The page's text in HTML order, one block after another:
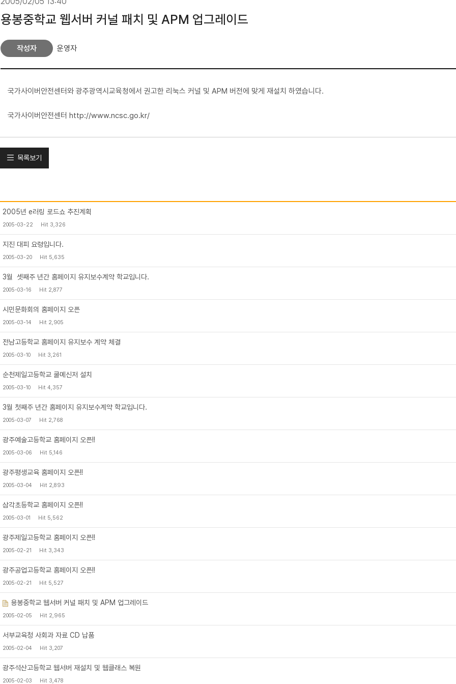
용봉중학교 웹서버 커널 패치 및 APM 업그레이드
작성자 운영자
국가사이버안전센터와 광주광역시교육청에서 권고한 리눅스 커널 및 APM 버전에 맞게 재설치 하였습니다.
국가사이버안전센터 http://www.ncsc.go.kr/
목록보기
2005년 e러링 로드쇼 추진계획
2005-03-22 Hit 3,326
지진 대피 요령입니다.
2005-03-20 Hit 5,635
3월 셋째주 년간 홈페이지 유지보수계약 학교입니다.
2005-03-16 Hit 2,877
시민문화회의 홈페이지 오픈
2005-03-14 Hit 2,905
전남고등학교 홈페이지 유지보수 계약 체결
2005-03-10 Hit 3,261
순천제일고등학교 쿨메신저 설치
2005-03-10 Hit 4,357
3월 첫째주 년간 홈페이지 유지보수계약 학교입니다.
2005-03-07 Hit 2,768
광주예술고등학교 홈페이지 오픈!!
2005-03-06 Hit 5,146
광주평생교육 홈페이지 오픈!!
2005-03-04 Hit 2,893
삼각초등학교 홈페이지 오픈!!
2005-03-01 Hit 5,562
광주제일고등학교 홈페이지 오픈!!
2005-02-21 Hit 3,343
광주공업고등학교 홈페이지 오픈!!
2005-02-21 Hit 5,527
용봉중학교 웹서버 커널 패치 및 APM 업그레이드
2005-02-05 Hit 2,965
서부교육청 사회과 자료 CD 납품
2005-02-04 Hit 3,207
광주석산고등학교 웹서버 재설치 및 웹클래스 복원
2005-02-03 Hit 3,478